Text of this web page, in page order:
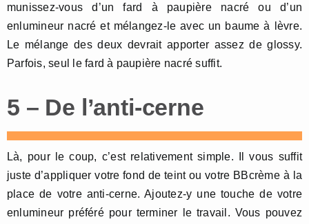
munissez-vous d’un fard à paupière nacré ou d’un
enlumineur nacré et mélangez-le avec un baume à lèvre.
Le mélange des deux devrait apporter assez de glossy.
Parfois, seul le fard à paupière nacré suffit.
5 – De l’anti-cerne
Là, pour le coup, c’est relativement simple. Il vous suffit
juste d’appliquer votre fond de teint ou votre BBcrème à la
place de votre anti-cerne. Ajoutez-y une touche de votre
enlumineur préféré pour terminer le travail. Vous pouvez